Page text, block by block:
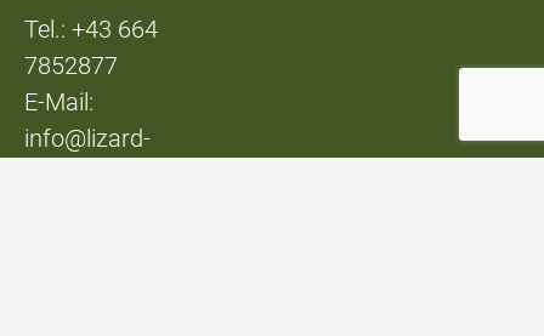
Tel.: +43 664
7852877
E-Mail:
info@lizard-